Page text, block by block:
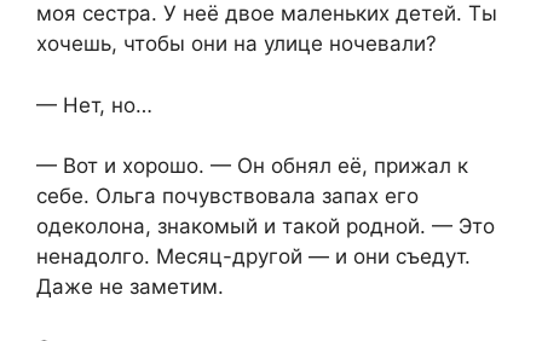
моя сестра. У неё двое маленьких детей. Ты
хочешь, чтобы они на улице ночевали?
— Нет, но…
— Вот и хорошо. — Он обнял её, прижал к
себе. Ольга почувствовала запах его
одеколона, знакомый и такой родной. — Это
ненадолго. Месяц-другой — и они съедут.
Даже не заметим.